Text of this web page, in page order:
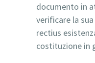
documento in
verificare la
rectius
costituzione in